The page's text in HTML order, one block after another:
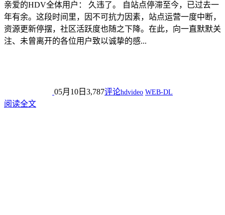
亲爱的HDV全体用户： 久违了。 自站点停滞至今，已过去一
年有余。这段时间里，因不可抗力因素，站点运营一度中断，
资源更新停摆，社区活跃度也随之下降。在此，向一直默默关
注、未曾离开的各位用户致以诚挚的感...
05月10日 3,787评论hdvideo WEB-DL
阅读全文